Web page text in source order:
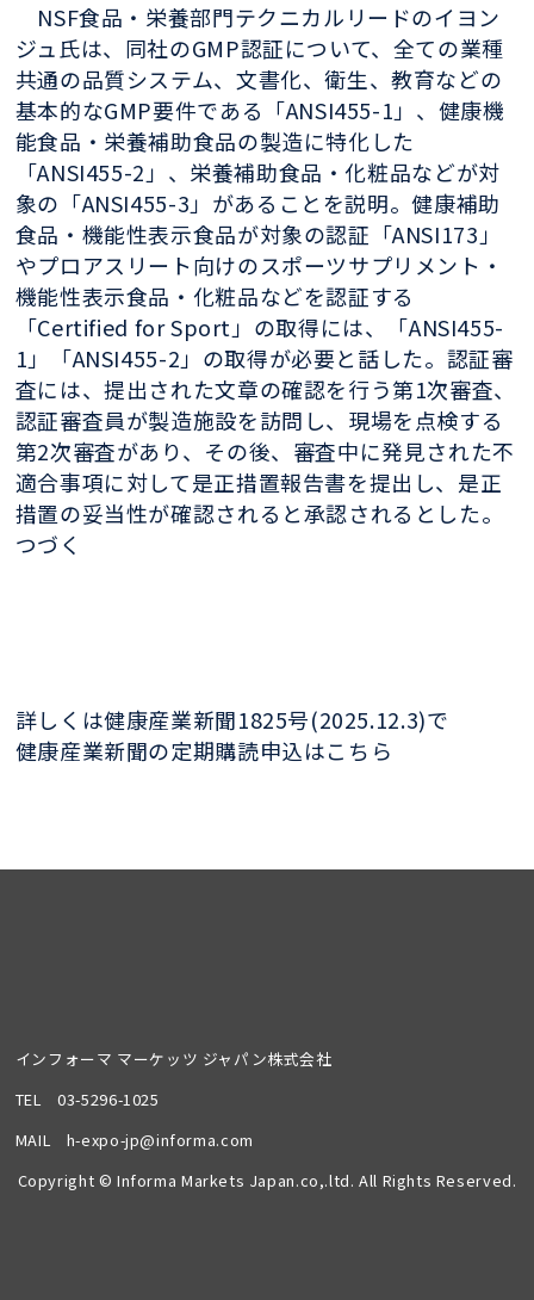
NSF食品・栄養部門テクニカルリードのイヨン
ジュ氏は、同社のGMP認証について、全ての業種
共通の品質システム、文書化、衛生、教育などの
基本的なGMP要件である「ANSI455-1」、健康機
能食品・栄養補助食品の製造に特化した
「ANSI455-2」、栄養補助食品・化粧品などが対
象の「ANSI455-3」があることを説明。健康補助
食品・機能性表示食品が対象の認証「ANSI173」
やプロアスリート向けのスポーツサプリメント・
機能性表示食品・化粧品などを認証する
「Certified for Sport」の取得には、「ANSI455-
1」「ANSI455-2」の取得が必要と話した。認証審
査には、提出された文章の確認を行う第1次審査、
認証審査員が製造施設を訪問し、現場を点検する
第2次審査があり、その後、審査中に発見された不
適合事項に対して是正措置報告書を提出し、是正
措置の妥当性が確認されると承認されるとした。
つづく
詳しくは健康産業新聞1825号(2025.12.3)で
健康産業新聞の定期購読申込はこちら
インフォーマ マーケッツ ジャパン株式会社
TEL03-5296-1025
MAIL h-expo-jp@informa.com
Copyright © Informa Markets Japan.co,.ltd. All Rights Reserved.